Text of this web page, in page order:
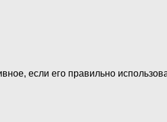
если его правильно